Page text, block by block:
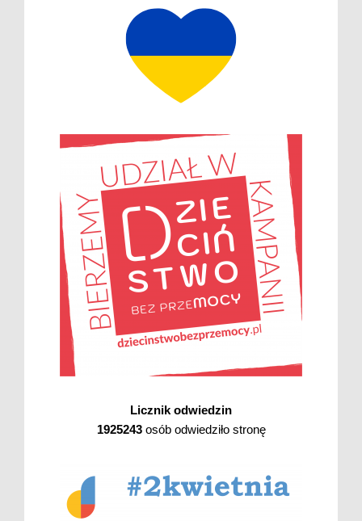
Licznik odwiedzin
1925243osób odwiedziło stronę